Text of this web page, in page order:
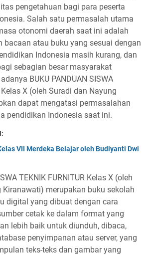
pengetahuan bagi para peserta
Salah satu permasalah utama
otonomi daerah saat ini adalah
bacaan atau buku yang sesuai dengan
Indonesia masih kurang, dan
sebagian besar masyarakat
BUKU PANDUAN SISWA
Kelas X (oleh Suradi dan Nayung
dapat mengatasi permasalahan
pendidikan Indonesia saat ini.
VII Merdeka Belajar oleh Budiyanti Dwi
TEKNIK FURNITUR Kelas X (oleh
Kiranawati) merupakan buku sekolah
digital yang dibuat dengan cara
cetak ke dalam format yang
lebih baik untuk diunduh, dibaca,
penyimpanan atau server, yang
teks-teks dan gambar yang